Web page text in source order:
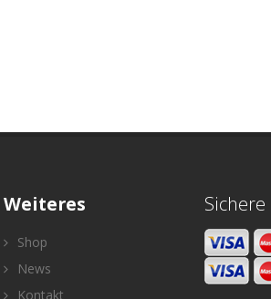
Weiteres
Shop
News
Kontakt
Sichere